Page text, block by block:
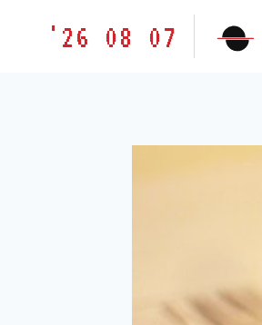
胶'26 08 07